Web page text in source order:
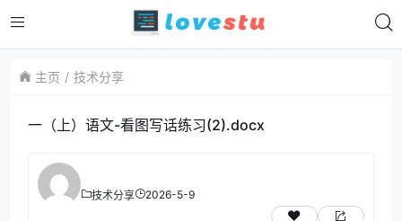
主页 技术分享
一（上）语文-看图写话练习(2).docx
技术分享 2026-5-9